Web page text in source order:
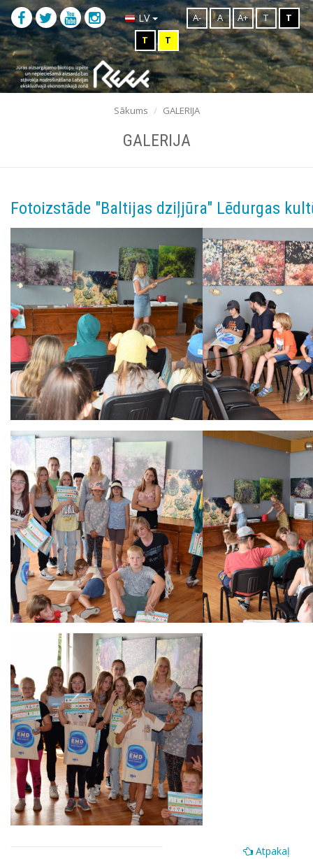
LV A- A A+ T
T
T
T
Sākums GALERIJA
GALERIJA
Fotoizstāde "Baltijas dziļjūra" Lēdurgas
Atpakaļ